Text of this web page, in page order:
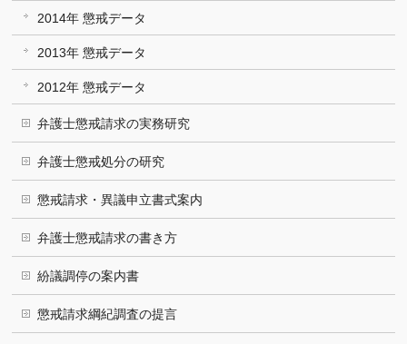
2014年 懲戒データ
2013年 懲戒データ
2012年 懲戒データ
弁護士懲戒請求の実務研究
弁護士懲戒処分の研究
懲戒請求・異議申立書式案内
弁護士懲戒請求の書き方
紛議調停の案内書
懲戒請求綱紀調査の提言